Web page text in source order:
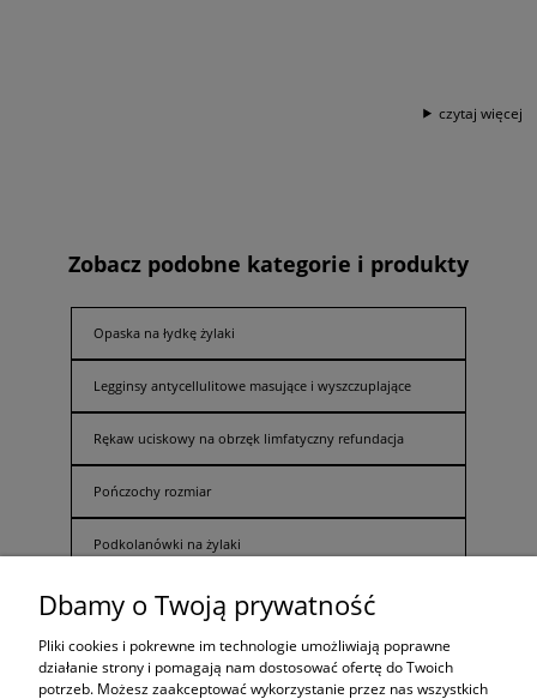
czytaj więcej
Zobacz podobne kategorie i produkty
Opaska na łydkę żylaki
Legginsy antycellulitowe masujące i wyszczuplające
Rękaw uciskowy na obrzęk limfatyczny refundacja
Pończochy rozmiar
Podkolanówki na żylaki
Opaska kompresyjna na udo
Dbamy o Twoją prywatność
Pliki cookies i pokrewne im technologie umożliwiają poprawne
działanie strony i pomagają nam dostosować ofertę do Twoich
potrzeb. Możesz zaakceptować wykorzystanie przez nas wszystkich